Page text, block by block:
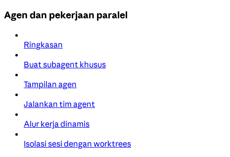
Agen dan pekerjaan paralel
Ringkasan
Buat subagent khusus
Tampilan agen
Jalankan tim agent
Alur kerja dinamis
Isolasi sesi dengan worktrees